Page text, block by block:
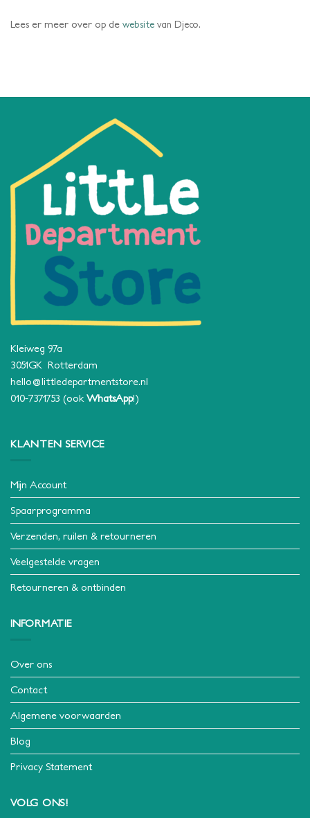
Lees er meer over op de website van Djeco.
Kleiweg 97a
3051GK Rotterdam
hello@littledepartmentstore.nl
010-7371753 (ook WhatsApp!)
KLANTEN SERVICE
Mijn Account
Spaarprogramma
Verzenden, ruilen & retourneren
Veelgestelde vragen
Retourneren & ontbinden
INFORMATIE
Over ons
Contact
Algemene voorwaarden
Blog
Privacy Statement
VOLG ONS!